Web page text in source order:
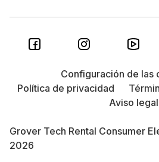
Grover Tech Rental Consumer
2026
Configuración de las
Política de privacidad
Aviso legal